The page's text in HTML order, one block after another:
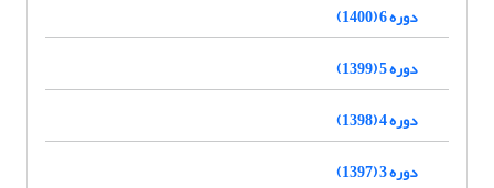
دوره 6 (1400)
دوره 5 (1399)
دوره 4 (1398)
دوره 3 (1397)